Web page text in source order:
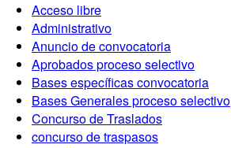
Acceso libre
Administrativo
Anuncio de convocatoria
Aprobados proceso selectivo
Bases específicas convocatoria
Bases Generales proceso selectivo
Concurso de Traslados
concurso de traspasos